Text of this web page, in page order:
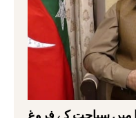
میں سیاحت کے فروغ